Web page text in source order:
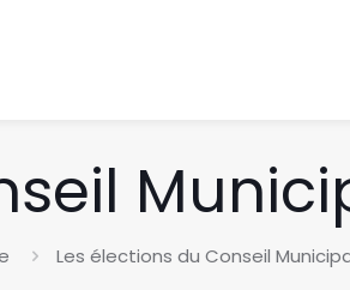
Les élections du Conseil